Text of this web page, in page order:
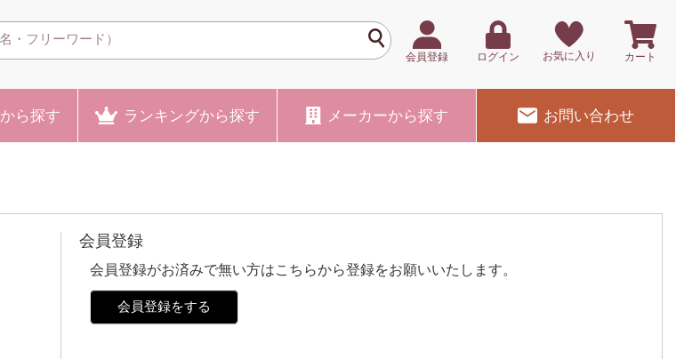
会員登録 ログイン お気に入り カート
から探す ランキングから探す メーカーから探す お問い合わせ
会員登録
会員登録がお済みで無い方はこちらから登録をお願いいたします。
会員登録をする